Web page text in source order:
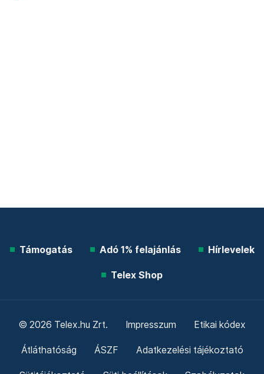
Támogatás Adó 1% felajánlás Hírlevelek
Telex Shop
© 2026 Telex.hu Zrt. Impresszum Etikai kódex
Átláthatóság ÁSZF Adatkezelési tájékoztató